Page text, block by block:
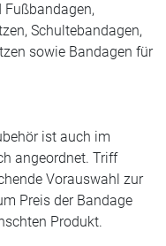
Fußbandagen,
Schultebandagen,
sowie Bandagen für
ist auch im
angeordnet. Triff
Vorauswahl zur
Preis der Bandage
Produkt.